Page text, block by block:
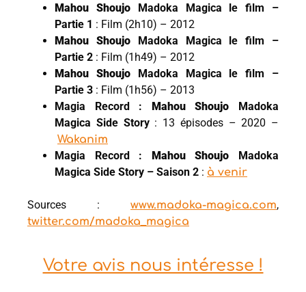
Mahou Shoujo
Madoka Magica le film –
Partie 1 : Film (2h10) – 2012
Mahou ShoujoMadoka Magica le film –
Partie 2 : Film (1h49) – 2012
Mahou ShoujoMadoka Magica le film –
Partie 3 : Film (1h56) – 2013
Magia Record :
Mahou Shoujo Madoka
Magica Side Story: 13 épisodes – 2020 –
Wakanim
Magia Record : Mahou Shoujo Madoka
Magica Side Story – Saison 2 : à venir
Sources : www.madoka-magica.com,
twitter.com/madoka_magica
Votre avis nous intéresse !